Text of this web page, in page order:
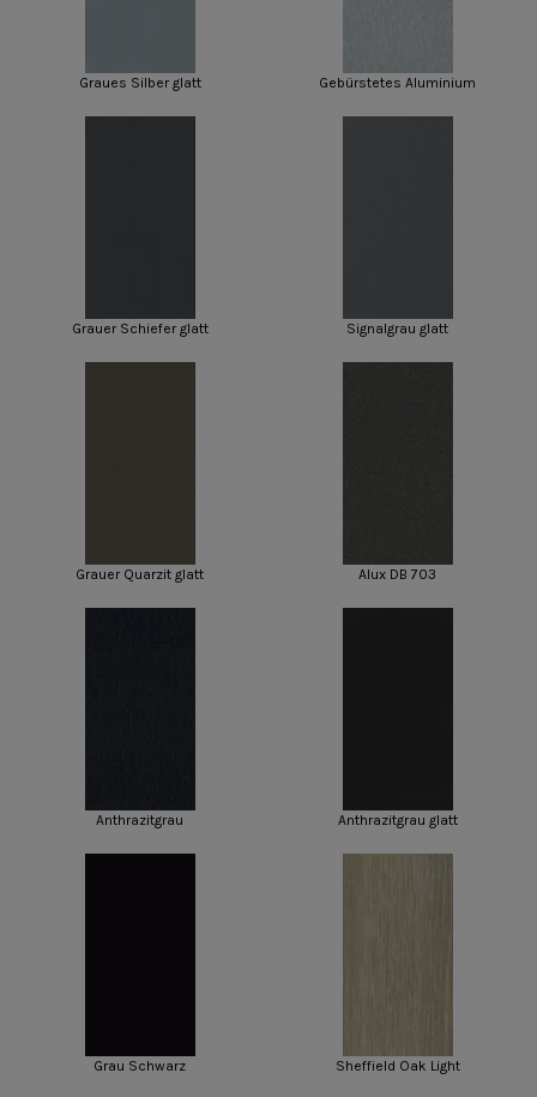
Graues Silber glatt Gebürstetes Aluminium
Grauer Schiefer glatt Signalgrau glatt
Grauer Quarzit glatt Alux DB 703
Anthrazitgrau Anthrazitgrau glatt
Grau Schwarz Sheffield Oak Light